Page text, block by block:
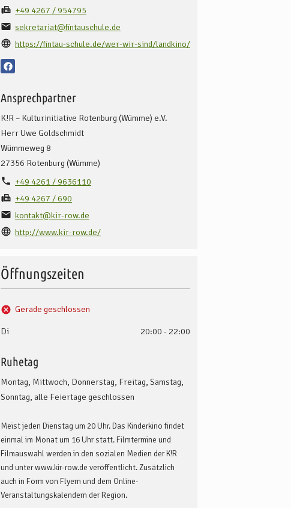
+49 4267 / 954795
sekretariat@fintauschule.de
https://fintau-schule.de/wer-wir-sind/landkino/
Ansprechpartner
K!R – Kulturinitiative Rotenburg (Wümme) e.V.
Herr Uwe Goldschmidt
Wümmeweg 8
27356 Rotenburg (Wümme)
+49 4261 / 9636110
+49 4267 / 690
kontakt@kir-row.de
http://www.kir-row.de/
Öffnungszeiten
Gerade geschlossen
Di 20:00 - 22:00
Ruhetag
Montag, Mittwoch, Donnerstag, Freitag, Samstag,
Sonntag, alle Feiertage geschlossen
Meist jeden Dienstag um 20 Uhr. Das Kinderkino findet
einmal im Monat um 16 Uhr statt. Filmtermine und
Filmauswahl werden in den sozialen Medien der K!R
und unter www.kir-row.de veröffentlicht. Zusätzlich
auch in Form von Flyern und dem Online-
Veranstaltungskalendern der Region.